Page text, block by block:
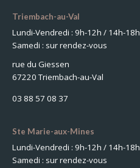
Triembach-au-Val
Lundi-Vendredi : 9h-12h / 14h-18h
Samedi : sur rendez-vous
rue du Giessen
67220 Triembach-au-Val
03 88 57 08 37
Ste Marie-aux-Mines
Lundi-Vendredi : 9h-12h / 14h-18h
Samedi : sur rendez-vous